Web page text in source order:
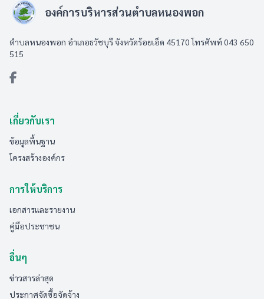
องค์การบริหารส่วนตำบลหนองพอก
ตำบลหนองพอก อำเภอธวัชบุรี จังหวัดร้อยเอ็ด 45170 โทรศัพท์ 043 650
515
เกี่ยวกับเรา
ข้อมูลพื้นฐาน
โครงสร้างองค์กร
การให้บริการ
เอกสารและรายงาน
คู่มือประชาชน
อื่นๆ
ข่าวสารล่าสุด
ประกาศจัดซื้อจัดจ้าง